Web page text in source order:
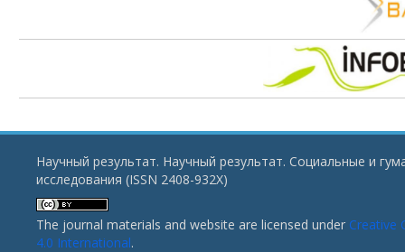
Научный результат. Научный результат. Социальные и
исследования (ISSN 2408-932X)
The journal materials and website are licensed under Creative
4.0 International.